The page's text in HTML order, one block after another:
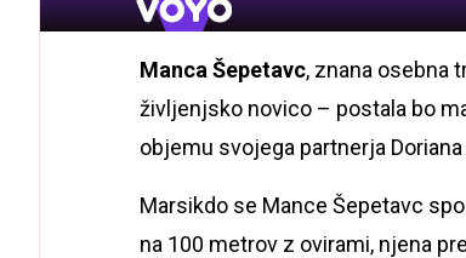
Manca Šepetavc, znana osebna
življenjsko novico – postala bo
objemu svojega partnerja
Marsikdo se Mance Šepetavc
na 100 metrov z ovirami, njena